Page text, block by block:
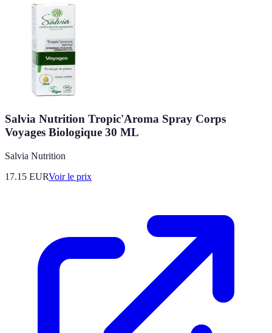
Salvia Nutrition Tropic'Aroma Spray Corps
Voyages Biologique 30 ML
Salvia Nutrition
17.15 EURVoir le prix